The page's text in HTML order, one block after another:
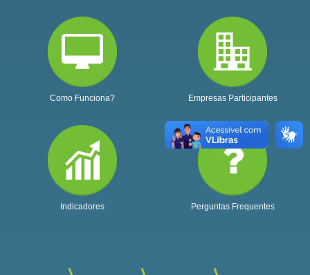
Como Funciona? Empresas Participantes
Indicadores Perguntas Frequentes